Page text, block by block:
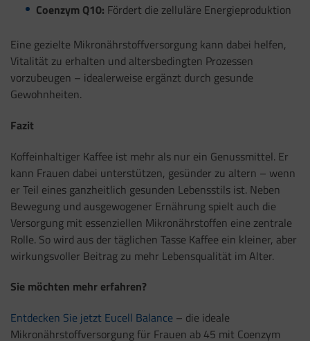
Coenzym Q10: Fördert die zelluläre Energieproduktion
Eine gezielte Mikronährstoffversorgung kann dabei helfen,
Vitalität zu erhalten und altersbedingten Prozessen
vorzubeugen – idealerweise ergänzt durch gesunde
Gewohnheiten.
Fazit
Koffeinhaltiger Kaffee ist mehr als nur ein Genussmittel. Er
kann Frauen dabei unterstützen, gesünder zu altern – wenn
er Teil eines ganzheitlich gesunden Lebensstils ist. Neben
Bewegung und ausgewogener Ernährung spielt auch die
Versorgung mit essenziellen Mikronährstoffen eine zentrale
Rolle. So wird aus der täglichen Tasse Kaffee ein kleiner, aber
wirkungsvoller Beitrag zu mehr Lebensqualität im Alter.
Sie möchten mehr erfahren?
Entdecken Sie jetzt Eucell Balance – die ideale
Mikronährstoffversorgung für Frauen ab 45 mit Coenzym